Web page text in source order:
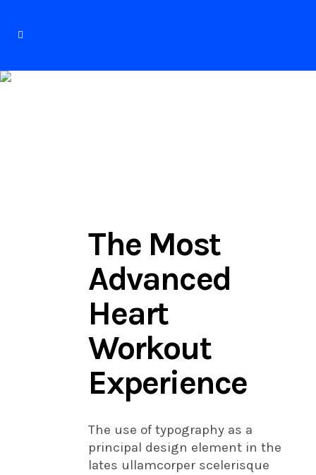
The Most
Advanced
Heart
Workout
Experience
The use of typography as a
principal design element in the
lates ullamcorper scelerisque